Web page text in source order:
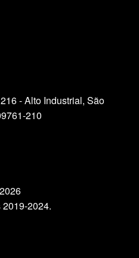
- Alto Industrial, São
210
2024.